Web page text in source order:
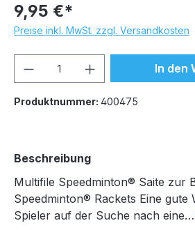
9,95 €*
Preise inkl. MwSt. zzgl. Versandkosten
Produkt Anzahl: GibIn den
Produktnummer: 400475
Beschreibung
Multifile Speedminton® Saite zur
Speedminton® Rackets Eine gute
Spieler auf der Suche nach eine…